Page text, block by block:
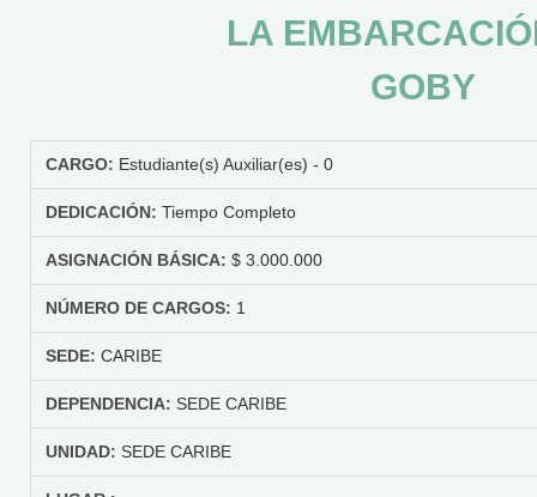
LA
GOBY
CARGO: Estudiante(s) Auxiliar(es) - 0
DEDICACIÓN:Tiempo Completo
ASIGNACIÓN BÁSICA: $ 3.000.000
NÚMERO DE CARGOS: 1
SEDE: CARIBE
DEPENDENCIA: SEDE CARIBE
UNIDAD: SEDE CARIBE